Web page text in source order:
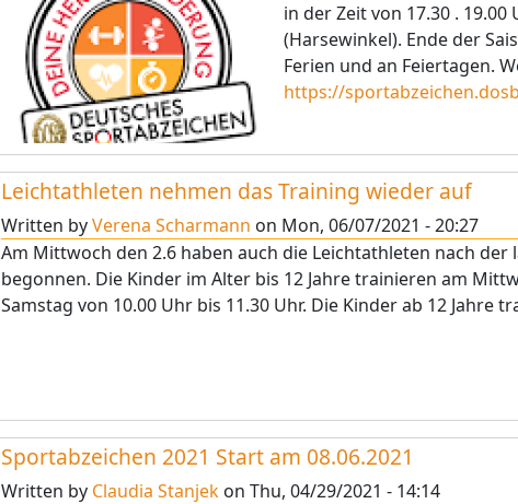
in der Zeit von 17.30 .
(Harsewinkel). Ende der
Ferien und an Feiertagen.
https://
Leichtathleten nehmen das Training wieder auf
Written byVerena Scharmann on Mon, 06/07/2021 - 20:27
Am Mittwoch den 2.6 haben auch die Leichtathleten nach
begonnen. Die Kinder im Alter bis 12 Jahre trainieren am
Samstag von 10.00 Uhr bis 11.30 Uhr. Die Kinder ab 12 Jahre
Sportabzeichen 2021 Start am 08.06.2021
Written by Claudia Stanjek on Thu, 04/29/2021 - 14:14